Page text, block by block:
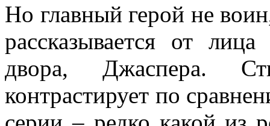
Но главный герой не
рассказывается от
двора, Джаспера.
контрастирует по